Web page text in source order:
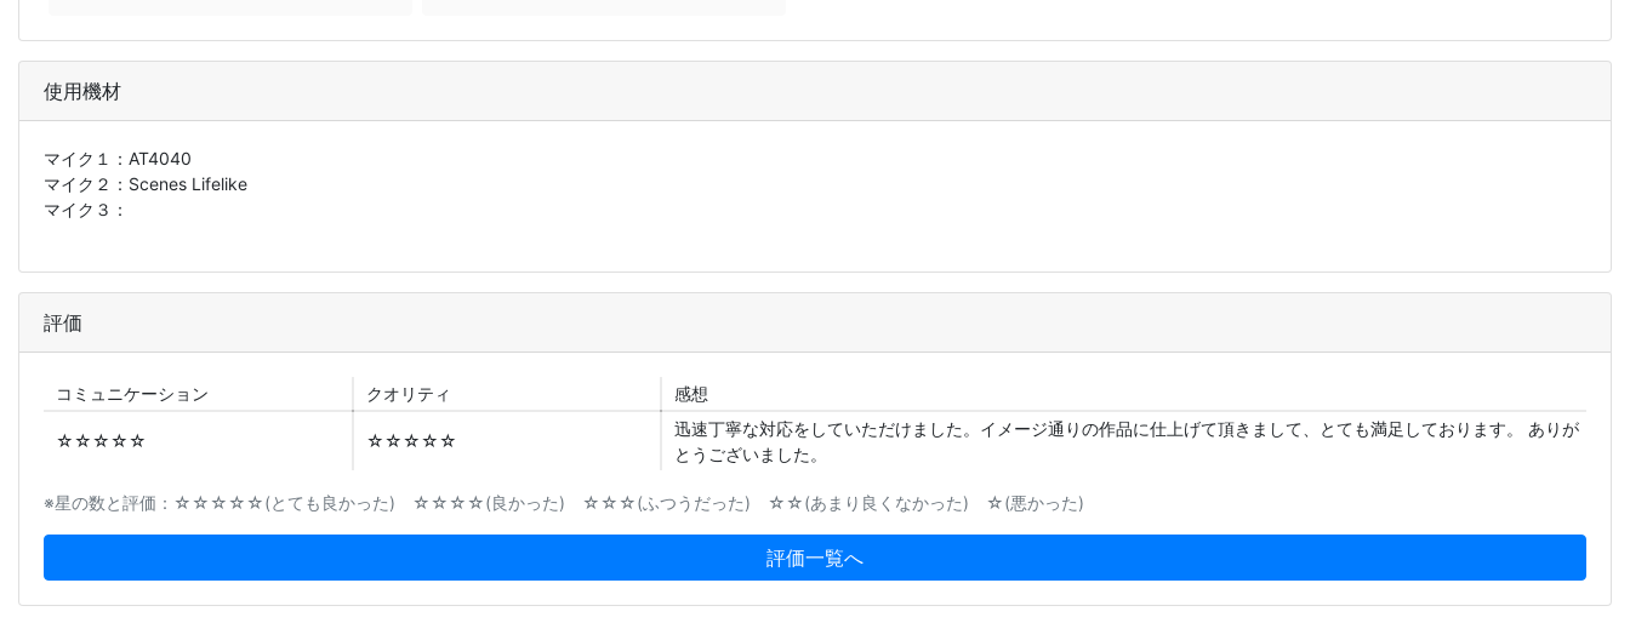
使用機材
マイク１： AT4040
マイク２： Scenes Lifelike
マイク３：
評価
コミュニケーション クオリティ 感想
☆☆☆☆☆ ☆☆☆☆☆
迅速丁寧な対応をしていただけました。イメージ通りの作品に仕上げて頂きまして、とても満足しております。 ありが
とうございました。
※星の数と評価：☆☆☆☆☆(とても良かった) ☆☆☆☆(良かった) ☆☆☆(ふつうだった) ☆☆(あまり良くなかった) ☆(悪かった)
評価一覧へ